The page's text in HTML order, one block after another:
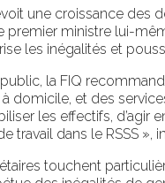
une croissance des
premier ministre lui-
les inégalités et
la FIQ
domicile, et des
les effectifs,
travail dans le RSSS »,
touchent